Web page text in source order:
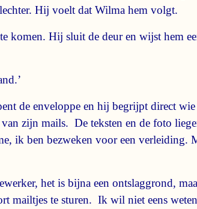
Hij voelt dat Wilma hem volgt.
komen. Hij sluit de deur en wijst hem
de enveloppe en hij begrijpt direct
zijn mails. De teksten en de foto
ik ben bezweken voor een verleiding.
het is bijna een ontslaggrond,
mailtjes te sturen. Ik wil niet eens